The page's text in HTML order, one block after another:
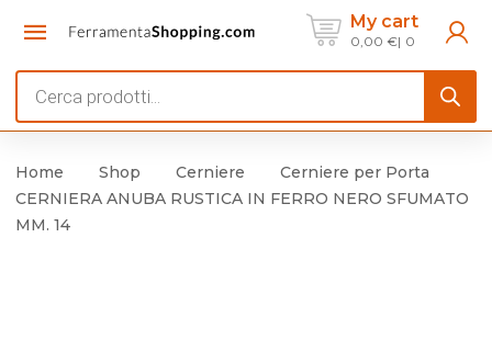
My cart
0,00 € 0
search
Home Shop Cerniere
Cerniere per Porta
CERNIERA ANUBA RUSTICA IN FERRO NERO SFUMATO
MM. 14